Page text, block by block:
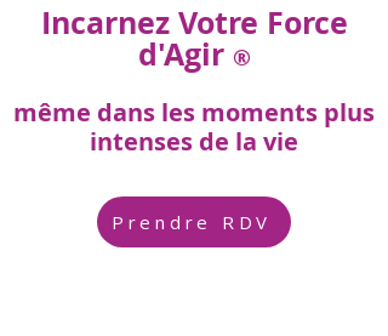
Incarnez Votre Force
d'Agir ®
même dans les moments plus
intenses de la vie
Prendre RDV